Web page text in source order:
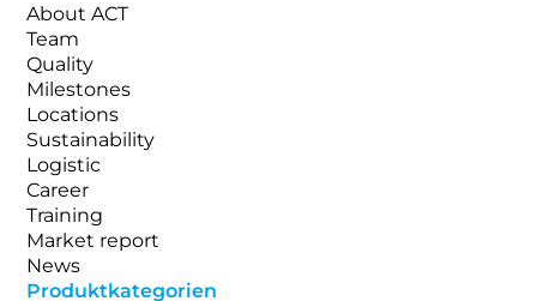
About ACT
Team
Quality
Milestones
Locations
Sustainability
Logistic
Career
Training
Market report
News
Produktkategorien